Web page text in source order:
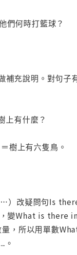
何時打籃球？
充說明。對句子
有什麼？
樹上有六隻鳥。
）改疑問句Is
變What is there
，所以用單數
。